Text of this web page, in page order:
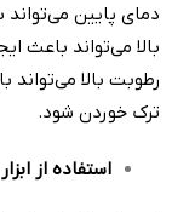
دمای پایین
بالا می‌تواند باعث
رطوبت بالا
ترک خوردن شود.
استفاده از